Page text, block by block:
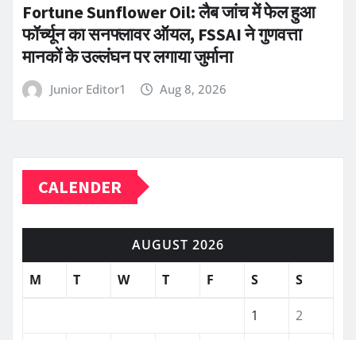
Fortune Sunflower Oil: लैब जांच में फेल हुआ
फॉर्च्यून का सनफ्लावर ऑयल, FSSAI ने गुणवत्ता
मानकों के उल्लंघन पर लगाया जुर्माना
Junior Editor1 Aug 8, 2026
CALENDER
AUGUST 2026
M
T W T F S S
1
2